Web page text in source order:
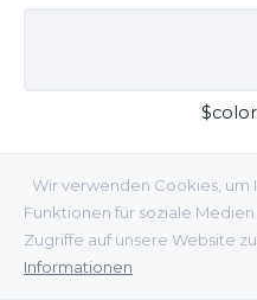
Wir verwenden Cookies, um
Funktionen für soziale
Zugriffe auf unsere Website
Informationen